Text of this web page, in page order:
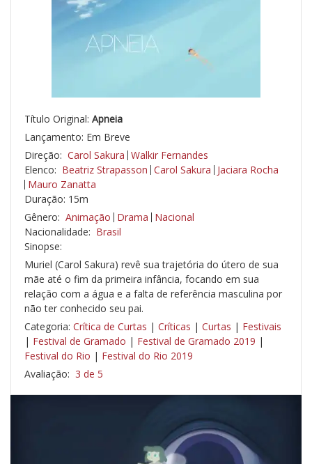
Título Original: Apneia
Lançamento: Em Breve
Direção: Carol Sakura Walkir Fernandes
Elenco: Beatriz Strapasson Carol Sakura Jaciara Rocha
Mauro Zanatta
Duração: 15m
Gênero: Animação Drama Nacional
Nacionalidade: Brasil
Sinopse:
Muriel (Carol Sakura) revê sua trajetória do útero de sua
mãe até o fim da primeira infância, focando em sua
relação com a água e a falta de referência masculina por
não ter conhecido seu pai.
Categoria: Crítica de Curtas | Críticas | Curtas | Festivais
| Festival de Gramado | Festival de Gramado 2019 |
Festival do Rio | Festival do Rio 2019
Avaliação: 3 de 5